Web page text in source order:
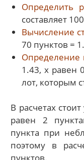
Определить
составляет
Вычисление
70 пунктов =
Определение
1.43, х равен
лот, которым
В расчетах
равен 2
пункта при
поэтому в